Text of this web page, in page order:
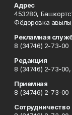
Адрес
453280,
Фёдоровка
Рекламная
8 (34746) 2-73-00
Редакция
8 (34746) 2-73-
Приемная
8 (34746) 2-73-00
Сотрудничество